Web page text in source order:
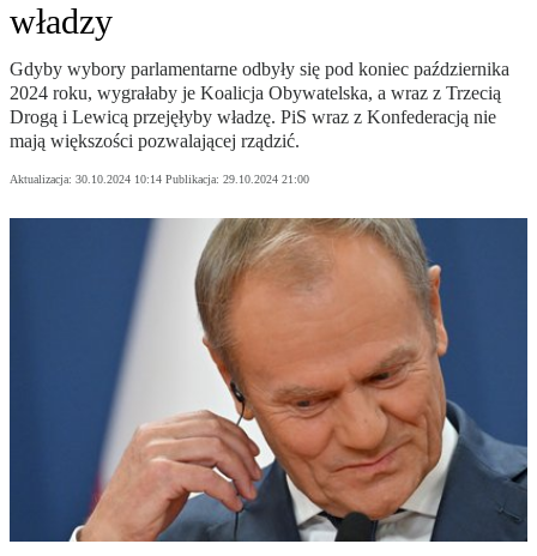
władzy
Gdyby wybory parlamentarne odbyły się pod koniec października
2024 roku, wygrałaby je Koalicja Obywatelska, a wraz z Trzecią
Drogą i Lewicą przejęłyby władzę. PiS wraz z Konfederacją nie
mają większości pozwalającej rządzić.
Aktualizacja: 30.10.2024 10:14 Publikacja: 29.10.2024 21:00